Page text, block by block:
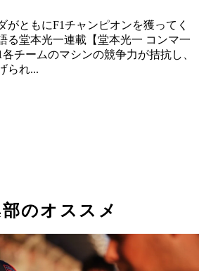
なる
いる
がともにF1チャンピオンを獲ってく
る堂本光一連載【堂本光一 コンマ一
チームのマシンの競争力が拮抗し、
られ...
のオススメ